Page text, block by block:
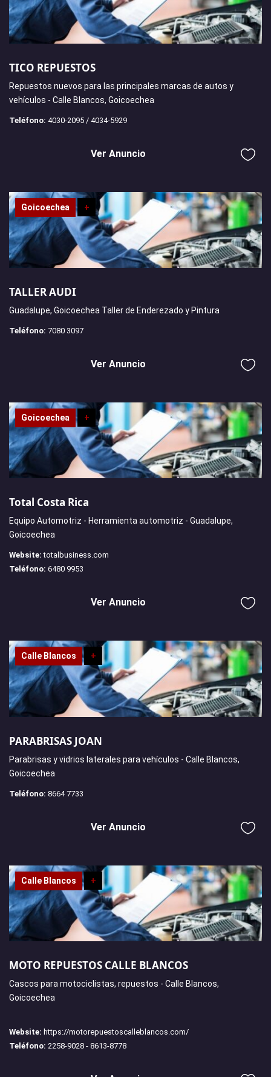
TICO REPUESTOS
Repuestos nuevos para las principales marcas de autos y
vehículos - Calle Blancos, Goicoechea
Teléfono: 4030-2095 / 4034-5929
Ver Anuncio
Goicoechea +
TALLER AUDI
Guadalupe, Goicoechea Taller de Enderezado y Pintura
Teléfono: 7080 3097
Ver Anuncio
Goicoechea +
Total Costa Rica
Equipo Automotriz - Herramienta automotriz - Guadalupe,
Goicoechea
Website: totalbusiness.com
Teléfono: 6480 9953
Ver Anuncio
Calle Blancos +
PARABRISAS JOAN
Parabrisas y vidrios laterales para vehículos - Calle Blancos,
Goicoechea
Teléfono: 8664 7733
Ver Anuncio
Calle Blancos +
MOTO REPUESTOS CALLE BLANCOS
Cascos para motociclistas, repuestos - Calle Blancos,
Goicoechea
Website: https://motorepuestoscalleblancos.com/
Teléfono: 2258-9028 - 8613-8778